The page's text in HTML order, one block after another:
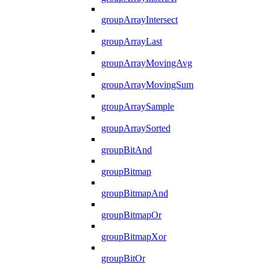
groupArrayIntersect
groupArrayLast
groupArrayMovingAvg
groupArrayMovingSum
groupArraySample
groupArraySorted
groupBitAnd
groupBitmap
groupBitmapAnd
groupBitmapOr
groupBitmapXor
groupBitOr